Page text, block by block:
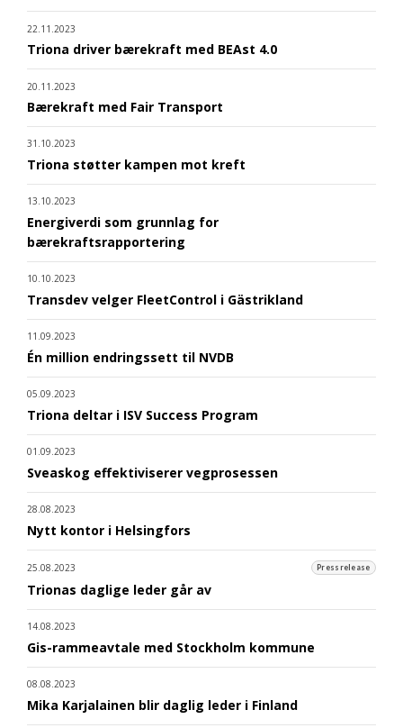
22.11.2023
Triona driver bærekraft med BEAst 4.0
20.11.2023
Bærekraft med Fair Transport
31.10.2023
Triona støtter kampen mot kreft
13.10.2023
Energiverdi som grunnlag for
bærekraftsrapportering
10.10.2023
Transdev velger FleetControl i Gästrikland
11.09.2023
Én million endringssett til NVDB
05.09.2023
Triona deltar i ISV Success Program
01.09.2023
Sveaskog effektiviserer vegprosessen
28.08.2023
Nytt kontor i Helsingfors
25.08.2023 Pressrelease
Trionas daglige leder går av
14.08.2023
Gis-rammeavtale med Stockholm kommune
08.08.2023
Mika Karjalainen blir daglig leder i Finland